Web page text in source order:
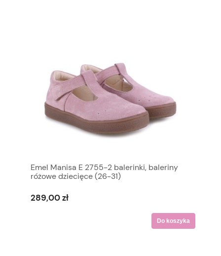
Emel Manisa E 2755-2 balerinki, baleriny
różowe dziecięce (26-31)
289,00 zł
Do koszyka